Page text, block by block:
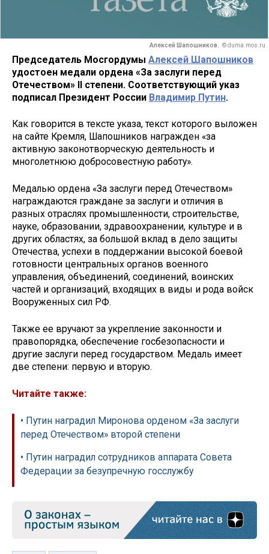
Алексей Шапошников. © duma.mos.ru
Председатель Мосгордумы Алексей Шапошников
удостоен медали ордена «За заслуги перед
Отечеством» II степени. Соответствующий указ
подписал Президент России Владимир Путин.
Как говорится в тексте указа, текст которого выложен
на сайте Кремля, Шапошников награжден «за
активную законотворческую деятельность и
многолетнюю добросовестную работу».
Медалью ордена «За заслуги перед Отечеством»
награждаются граждане за заслуги и отличия в
разных отраслях промышленности, строительстве,
науке, образовании, здравоохранении, культуре и в
других областях, за большой вклад в дело защиты
Отечества, успехи в поддержании высокой боевой
готовности центральных органов военного
управления, объединений, соединений, воинских
частей и организаций, входящих в виды и рода войск
Вооруженных сил РФ.
Также ее вручают за укрепление законности и
правопорядка, обеспечение госбезопасности и
другие заслуги перед государством. Медаль имеет
две степени: первую и вторую.
Читайте также:
• Путин наградил Миронова орденом «За заслуги
перед Отечеством» второй степени
• Путин наградил сотрудников аппарата Совета
Федерации за безупречную госслужбу